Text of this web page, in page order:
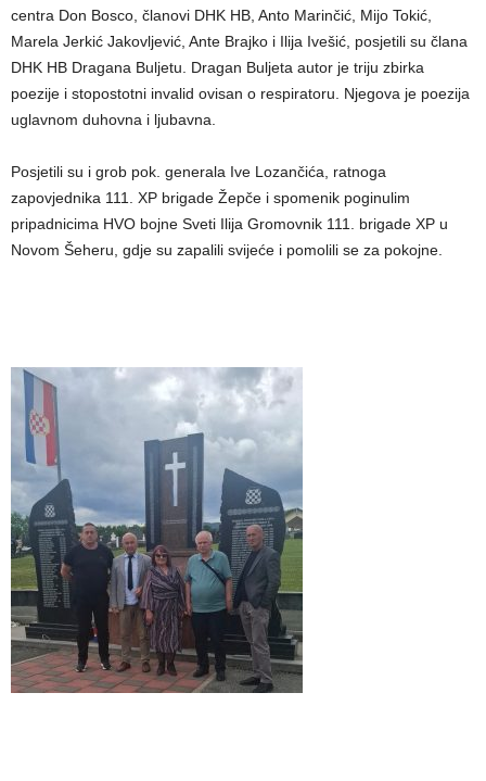
centra Don Bosco, članovi DHK HB, Anto Marinčić, Mijo Tokić,
Marela Jerkić Jakovljević, Ante Brajko i Ilija Ivešić, posjetili su člana
DHK HB Dragana Buljetu. Dragan Buljeta autor je triju zbirka
poezije i stopostotni invalid ovisan o respiratoru. Njegova je poezija
uglavnom duhovna i ljubavna.
Posjetili su i grob pok. generala Ive Lozančića, ratnoga
zapovjednika 111. XP brigade Žepče i spomenik poginulim
pripadnicima HVO bojne Sveti Ilija Gromovnik 111. brigade XP u
Novom Šeheru, gdje su zapalili svijeće i pomolili se za pokojne.